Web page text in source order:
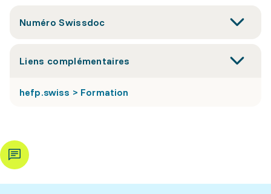
Numéro Swissdoc
Liens complémentaires
hefp.swiss > Formation